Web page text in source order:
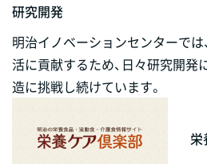
研究開発
明治イノベーションセンターでは
活に貢献するため、日々研究開発
造に挑戦し続けています。